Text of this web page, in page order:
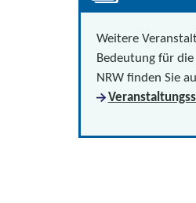
Weitere
Bedeutung für
NRW finden Sie